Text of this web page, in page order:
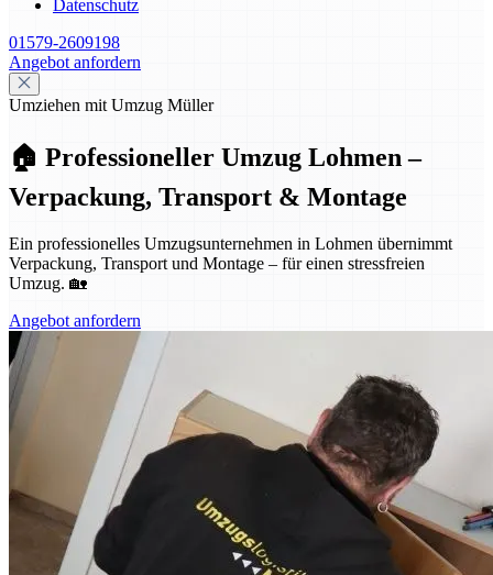
Datenschutz
01579-2609198
Angebot anfordern
Umziehen mit Umzug Müller
🏠 Professioneller Umzug Lohmen –
Verpackung, Transport & Montage
Ein professionelles Umzugsunternehmen in Lohmen übernimmt
Verpackung, Transport und Montage – für einen stressfreien
Umzug. 🏡
Angebot anfordern